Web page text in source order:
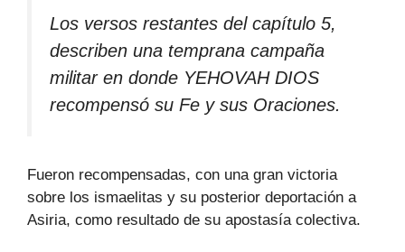
Los versos restantes del capítulo 5,
describen una temprana campaña
militar en donde YEHOVAH DIOS
recompensó su Fe y sus Oraciones.
Fueron recompensadas, con una gran victoria
sobre los ismaelitas y su posterior deportación a
Asiria, como resultado de su apostasía colectiva.